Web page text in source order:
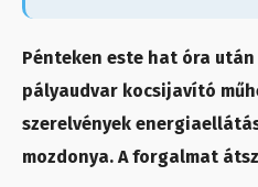
Pénteken este hat óra
pályaudvar kocsijavító
szerelvények
mozdonya. A forgalmat